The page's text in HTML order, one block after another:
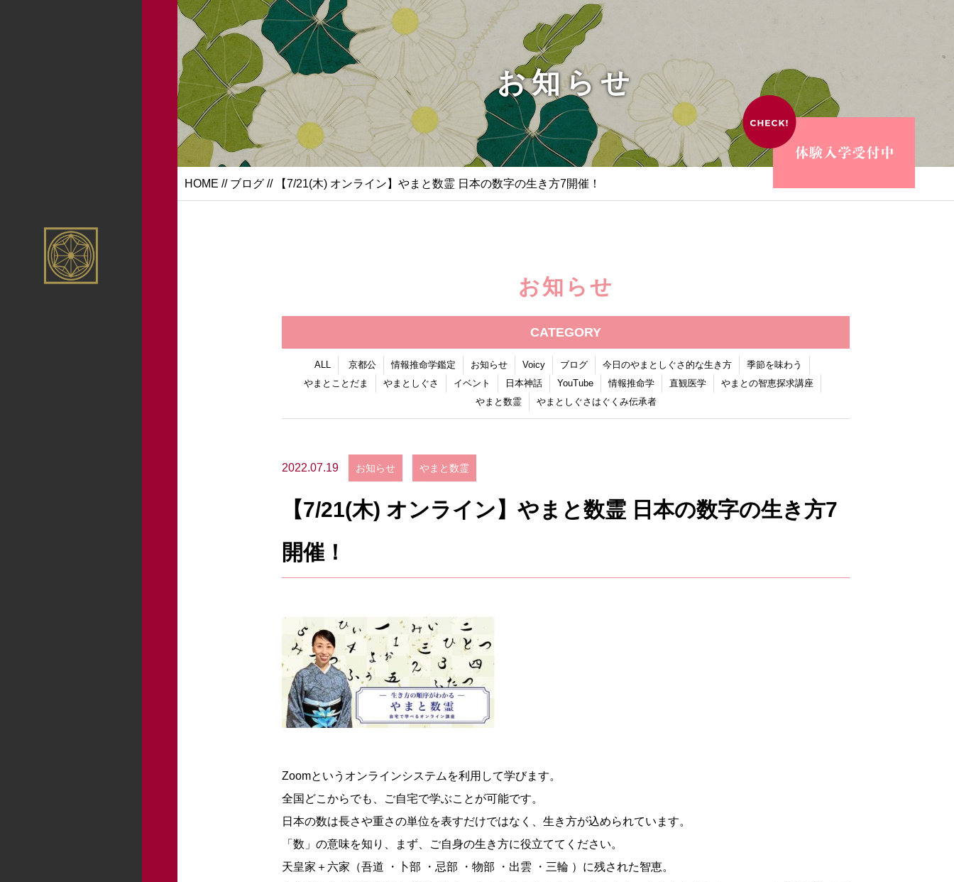
お知らせ
HOME // ブログ // 【7/21(木) オンライン】やまと数霊 日本の数字の生き方7開催！
お知らせ
CATEGORY
ALL 京都公 情報推命学鑑定 お知らせ Voicy ブログ 今日のやまとしぐさ的な生き方
季節を味わう
やまとことだま
やまとしぐさ イベント 日本神話 YouTube 情報推命学 直観医学
やまとの智恵探求講座
やまと数霊
やまとしぐさはぐくみ伝承者
2022.07.19 お知らせ やまと数霊
【7/21(木) オンライン】やまと数霊 日本の数字の生き方7
開催！
Zoomというオンラインシステムを利用して学びます。
全国どこからでも、ご自宅で学ぶことが可能です。
日本の数は長さや重さの単位を表すだけではなく、生き方が込められています。
「数」の意味を知り、まず、ご自身の生き方に役立ててください。
天皇家＋六家（吾道 ・卜部 ・忌部 ・物部 ・出雲 ・三輪 ）に残された智恵。